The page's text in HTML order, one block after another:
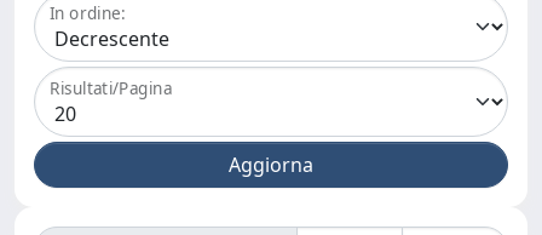
In ordine:
Risultati/Pagina